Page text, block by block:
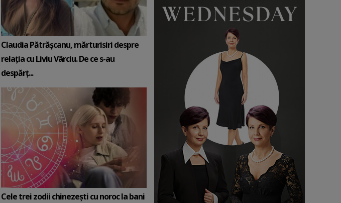
Claudia Pătrășcanu, mărturisiri despre
relația cu Liviu Vârciu. De ce s-au
despărț...
Cele trei zodii chinezești cu noroc la bani